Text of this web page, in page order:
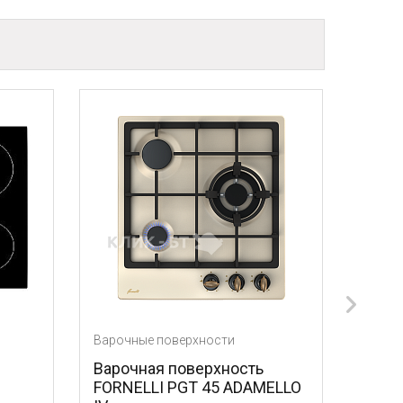
поверхности
поверхность
PGT 45 ADAMELLO
Варочная
BOSCH PCP6A2M90